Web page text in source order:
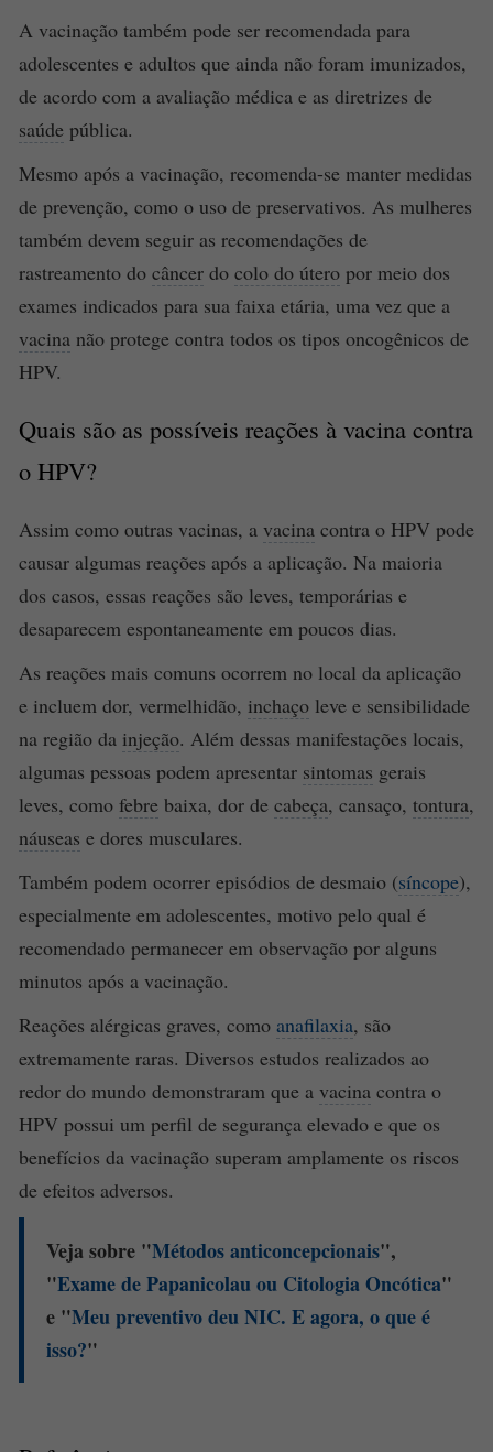
A vacinação também pode ser recomendada para
adolescentes e adultos que ainda não foram imunizados,
de acordo com a avaliação médica e as diretrizes de
saúde pública.
Mesmo após a vacinação, recomenda-se manter medidas
de prevenção, como o uso de preservativos. As mulheres
também devem seguir as recomendações de
rastreamento do câncer do colo do útero por meio dos
exames indicados para sua faixa etária, uma vez que a
vacina não protege contra todos os tipos oncogênicos de
HPV.
Quais são as possíveis reações à vacina contra
o HPV?
Assim como outras vacinas, a vacina contra o HPV pode
causar algumas reações após a aplicação. Na maioria
dos casos, essas reações são leves, temporárias e
desaparecem espontaneamente em poucos dias.
As reações mais comuns ocorrem no local da aplicação
e incluem dor, vermelhidão, inchaço leve e sensibilidade
na região da injeção. Além dessas manifestações locais,
algumas pessoas podem apresentar sintomas gerais
leves, como febre baixa, dor de cabeça, cansaço, tontura,
náuseas e dores musculares.
Também podem ocorrer episódios de desmaio (síncope),
especialmente em adolescentes, motivo pelo qual é
recomendado permanecer em observação por alguns
minutos após a vacinação.
Reações alérgicas graves, como anafilaxia, são
extremamente raras. Diversos estudos realizados ao
redor do mundo demonstraram que a vacina contra o
HPV possui um perfil de segurança elevado e que os
benefícios da vacinação superam amplamente os riscos
de efeitos adversos.
Veja sobre "Métodos anticoncepcionais",
"Exame dePapanicolauou Citologia Oncótica"
e "Meupreventivodeu NIC. E agora, o que é
isso?"